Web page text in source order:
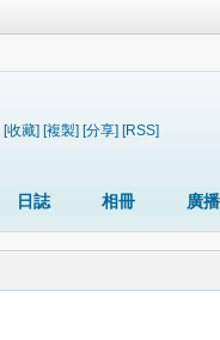
[收藏] [複製] [分享] [RSS]
日誌 相冊 廣播